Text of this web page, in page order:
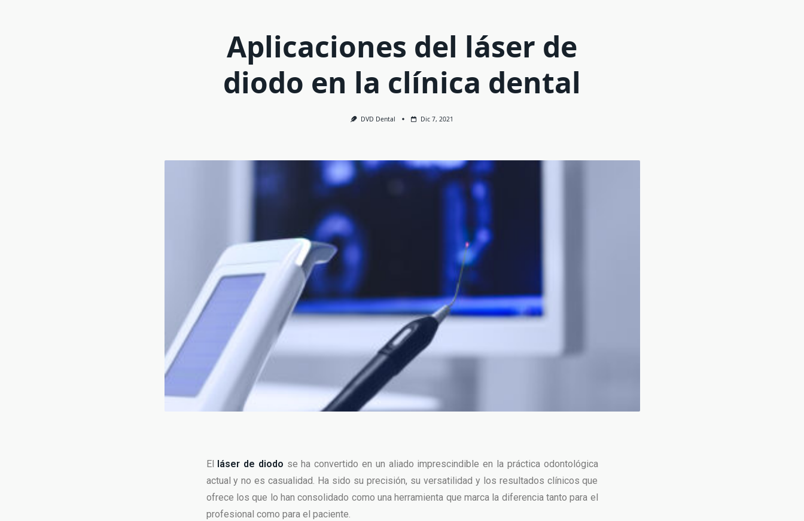
Aplicaciones del láser de
diodo en la clínica dental
DVD Dental Dic 7, 2021
El láser de diodo se ha convertido en un aliado imprescindible en la práctica odontológica
actual y no es casualidad. Ha sido su precisión, su versatilidad y los resultados clínicos que
ofrece los que lo han consolidado como una herramienta que marca la diferencia tanto para el
profesional como para el paciente.